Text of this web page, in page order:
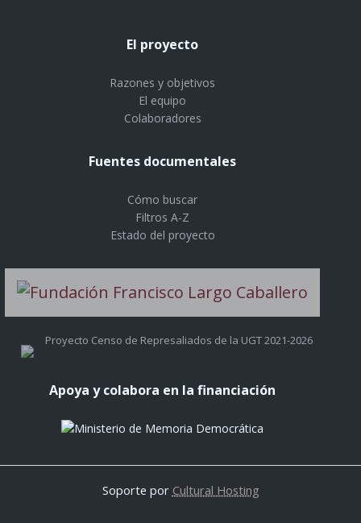
El proyecto
Razones y objetivos
El equipo
Colaboradores
Fuentes documentales
Cómo buscar
Filtros A-Z
Estado del proyecto
Proyecto Censo de Represaliados de la UGT 2021-2026
Apoya y colabora en la financiación
Soporte por Cultural Hosting